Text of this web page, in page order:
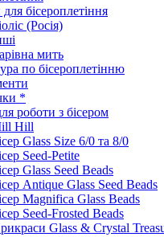
бісероплетіння
(Росія)
мить
по бісероплетінню
*
роботи з бісером
Hill
Glass Size 6/0 та 8/0
Seed-Petite
Glass Seed Beads
Antique Glass Seed Beads
Magnifica Glass Beads
Seed-Frosted Beads
Glass & Crystal